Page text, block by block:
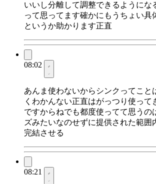
いいし分離して調整できるようにな
って思ってます確かにもうちょい具
というか助かります正直
08:02
あんま使わないからシンクってこと
くわかんない正直はがっつり使って
ですからねでも都度使ってて思うの
ズみたいなのせずに提供された範囲
完結させる
08:21